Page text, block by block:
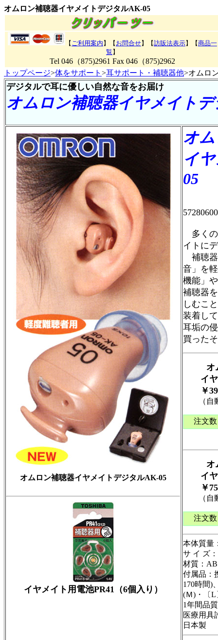
オムロン補聴器イヤメイトデジタルAK-05
【 ご利用案内 】【 お問合せ】【訪販法表示】【商品一
覧 】
Tel 046（875)2961 Fax 046（875)2962
トップページ>体をサポート >耳サポート・補聴器他>オムロ
デジタルで耳に優しい自然な音をお届け
オムロン補聴器イヤメイトデ
オムロン補聴器イヤメイトデジタルAK-05
イヤメイト用電池PR41（6個入り）
オ
イ
05
57280600
多くの
イトに
補聴器
音」を
機能」
補聴器
しむこ
装着し
耳垢の
買った
オ
イヤ
￥3
（自動
注文
オ
イヤ
￥
（自動
注文
本体質量
サ イ ズ
材質：
付属品：
170時間)
(Ｍ)・〔L
1年間品
医療用具
日本製